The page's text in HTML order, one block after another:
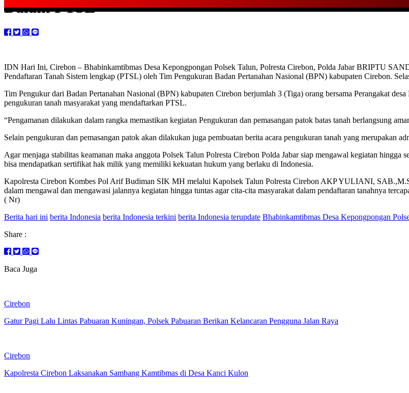
Dalam PTSL
IDN Hari Ini, Cirebon – Bhabinkamtibmas Desa Kepongpongan Polsek Talun, Polresta Cirebon, Polda Jabar BRIPTU
Pendaftaran Tanah Sistem lengkap (PTSL) oleh Tim Pengukuran Badan Pertanahan Nasional (BPN) kabupaten Cirebon.
Tim Pengukur dari Badan Pertanahan Nasional (BPN) kabupaten Cirebon berjumlah 3 (Tiga) orang bersama Perangakat
pengukuran tanah masyarakat yang mendaftarkan PTSL.
“Pengamanan dilakukan dalam rangka memastikan kegiatan Pengukuran dan pemasangan patok batas tanah berlangsung
Selain pengukuran dan pemasangan patok akan dilakukan juga pembuatan berita acara pengukuran tanah yang merupakan
Agar menjaga stabilitas keamanan maka anggota Polsek Talun Polresta Cirebon Polda Jabar siap mengawal kegiatan hingga
bisa mendapatkan sertifikat hak milik yang memiliki kekuatan hukum yang berlaku di Indonesia.
Kapolresta Cirebon Kombes Pol Arif Budiman SIK MH melalui Kapolsek Talun Polresta Cirebon AKP YULIANI,
dalam mengawal dan mengawasi jalannya kegiatan hingga tuntas agar cita-cita masyarakat dalam pendaftaran tanahnya
( Nr)
Berita hari ini berita Indonesia berita Indonesia terkini berita Indonesia terupdate Bhabinkamtibmas Desa Kepongpongan
Share :
Baca Juga
Cirebon
Gatur Pagi Lalu Lintas Pabuaran Kuningan, Polsek Pabuaran Berikan Kelancaran Pengguna Jalan Raya
Cirebon
Kapolresta Cirebon Laksanakan Sambang Kamtibmas di Desa Kanci Kulon